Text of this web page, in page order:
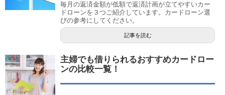
毎月の返済金額が低額で返済計画が立てやすいカー
ドローンを３つご紹介しています。カードローン選
びの参考にしてください。
記事を読む
主婦でも借りられるおすすめカードロー
ンの比較一覧！